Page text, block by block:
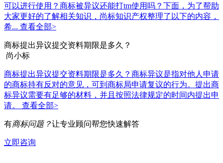
可以进行使用？商标被异议还能打tm使用吗？下面，为了帮助
大家更好的了解相关知识，尚标知识产权整理了以下的内容，
希... 查看全部>
商标提出异议提交资料期限是多久？
尚小标
商标提出异议提交资料期限是多久？商标异议是指对他人申请
的商标持有反对的意见，可到商标局申请复议的行为。提出商
标异议需要有足够的材料，并且按照法律规定的时间内提出申
请。 查看全部>
有商标问题？让专业顾问帮您快速解答
立即咨询